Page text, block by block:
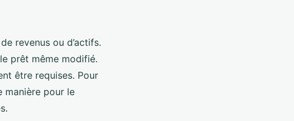
revenus ou d’actifs.
prêt même modifié.
être requises. Pour
manière pour le